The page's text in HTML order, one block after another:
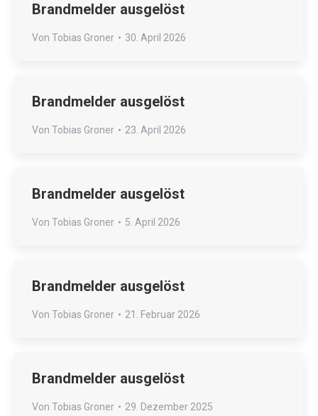
Brandmelder ausgelöst
Von Tobias Groner 30. April 2026
Brandmelder ausgelöst
Von Tobias Groner 23. April 2026
Brandmelder ausgelöst
Von Tobias Groner 5. April 2026
Brandmelder ausgelöst
Von Tobias Groner 21. Februar 2026
Brandmelder ausgelöst
Von Tobias Groner 29. Dezember 2025